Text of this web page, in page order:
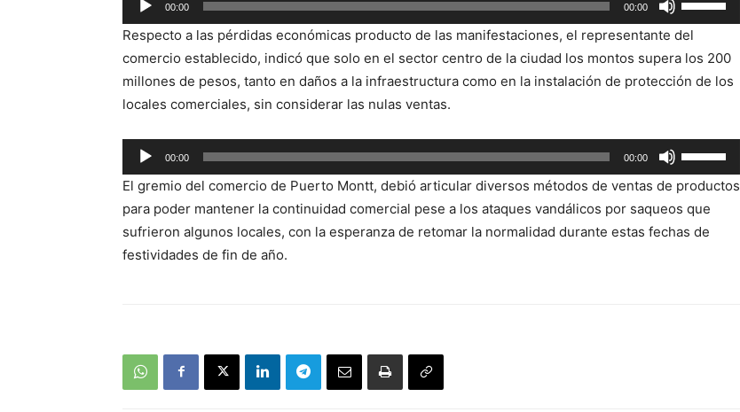
Reproductor
de
audio
00:00 00:00
las
teclas
de
flecha
para
aumentar
o
disminuir
el
Respecto a las pérdidas económicas producto de las manifestaciones, el representante del
comercio establecido, indicó que solo en el sector centro de la ciudad los montos supera los 200
millones de pesos, tanto en daños a la infraestructura como en la instalación de protección de los
locales comerciales, sin considerar las nulas ventas.
Reproductor
de
audio
00:00 00:00
las
teclas
de
flecha
El gremio del comercio de Puerto Montt, debió articular diversos métodos de ventas de productos
para poder mantener la continuidad comercial pese a los ataques vandálicos por saqueos que
sufrieron algunos locales, con la esperanza de retomar la normalidad durante estas fechas de
festividades de fin de año.